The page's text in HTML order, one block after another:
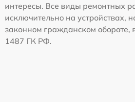
интересы. Все виды ремонтных
исключительно на устройствах,
законном гражданском обороте, в
1487 ГК РФ.